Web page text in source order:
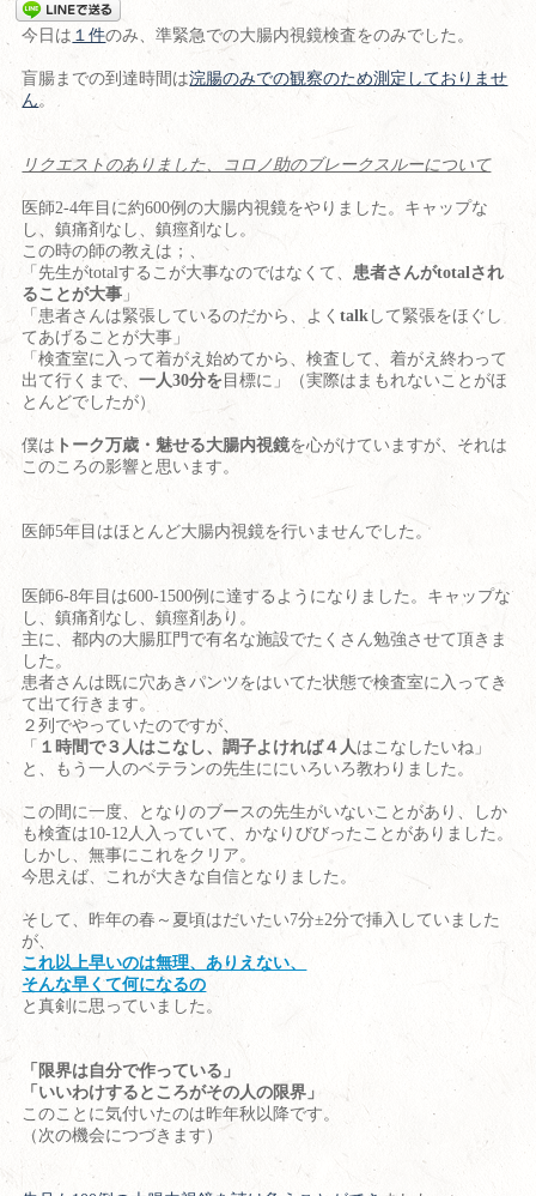
今日は １件のみ、準緊急での大腸内視鏡検査をのみでした。
盲腸までの到達時間は浣腸のみでの観察のため測定しておりませ
ん。
リクエストのありました、コロノ助のブレークスルーについて
医師2-4年目に約600例の大腸内視鏡をやりました。キャップな
し、鎮痛剤なし、鎮痙剤なし。
この時の師の教えは；、
「先生がtotalするこが大事なのではなくて、患者さんがtotalされ
ることが大事 」
「患者さんは緊張しているのだから、よくtalk して緊張をほぐし
てあげることが大事」
「検査室に入って着がえ始めてから、検査して、着がえ終わって
出て行くまで、一人30分を 目標に」（実際はまもれないことがほ
とんどでしたが）
僕は トーク万歳・魅せる大腸内視鏡を心がけていますが、それは
このころの影響と思います。
医師5年目はほとんど大腸内視鏡を行いませんでした。
医師6-8年目は600-1500例に達するようになりました。キャップな
し、鎮痛剤なし、鎮痙剤あり。
主に、都内の大腸肛門で有名な施設でたくさん勉強させて頂きま
した。
患者さんは既に穴あきパンツをはいてた状態で検査室に入ってき
て出て行きます。
２列でやっていたのですが、
「 １時間で３人はこなし、調子よければ４人はこなしたいね」
と、もう一人のベテランの先生ににいろいろ教わりました。
この間に一度、となりのブースの先生がいないことがあり、しか
も検査は10-12人入っていて、かなりびびったことがありました。
しかし、無事にこれをクリア。
今思えば、これが大きな自信となりました。
そして、昨年の春～夏頃はだいたい7分±2分で挿入していました
が、
これ以上早いのは無理、ありえない、
そんな早くて何になるの
と真剣に思っていました。
「限界は自分で作っている」
「いいわけするところがその人の限界」
このことに気付いたのは昨年秋以降です。
（次の機会につづきます）